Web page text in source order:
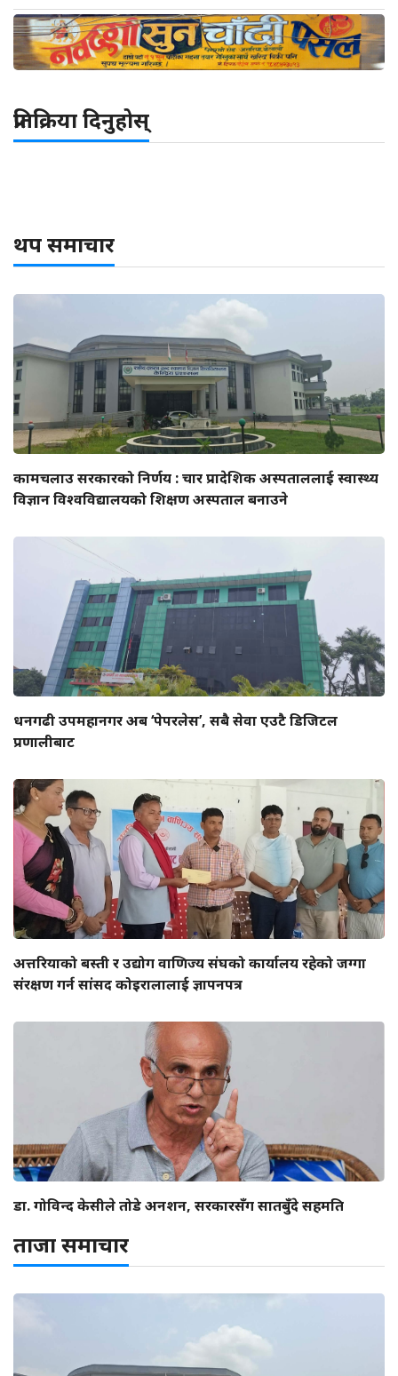
प्रतिक्रिया दिनुहोस्
थप समाचार
कामचलाउ सरकारको निर्णय : चार प्रादेशिक अस्पताललाई स्वास्थ्य
विज्ञान विश्वविद्यालयको शिक्षण अस्पताल बनाउने
धनगढी उपमहानगर अब ‘पेपरलेस’, सबै सेवा एउटै डिजिटल
प्रणालीबाट
अत्तरियाको बस्ती र उद्योग वाणिज्य संघको कार्यालय रहेको जग्गा
संरक्षण गर्न सांसद कोइरालालाई ज्ञापनपत्र
डा. गोविन्द केसीले तोडे अनशन, सरकारसँग सातबुँदे सहमति
ताजा समाचार